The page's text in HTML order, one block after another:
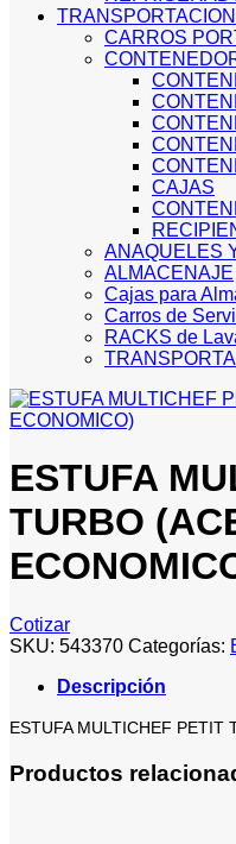
CARROS
CAJAS
ANAQUELES
ALMACENAJE
Cajas para
Carros de
RACKS de
ESTUFA
TURBO
Cotizar
SKU: 543370 Categorías:
Descripción
ESTUFA MULTICHEF PETIT
Productos